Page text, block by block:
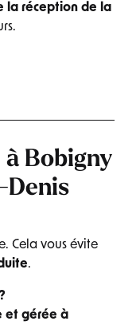
la réception de la
à Bobigny
Denis
Cela vous évite
.
et gérée à